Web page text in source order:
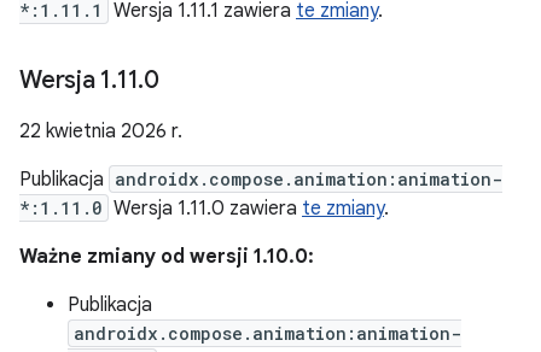
*:1.11.1
Wersja 1.11.1 zawiera te zmiany.
Wersja 1.11.0
22 kwietnia 2026 r.
Publikacja androidx.compose.animation:animation-
*:1.11.0 Wersja 1.11.0 zawiera te zmiany.
Ważne zmiany od wersji 1.10.0:
Publikacja
androidx.compose.animation:animation-